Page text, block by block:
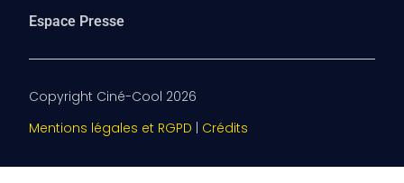
Espace Presse
Copyright Ciné-Cool 2026
Mentions légales et RGPD
Crédits